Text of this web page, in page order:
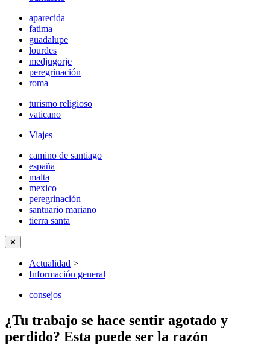
aparecida
fatima
guadalupe
lourdes
medjugorje
peregrinación
roma
turismo religioso
vaticano
Viajes
camino de santiago
españa
malta
mexico
peregrinación
santuario mariano
tierra santa
✕
Actualidad >
Información general
consejos
¿Tu trabajo se hace sentir agotado y
perdido? Esta puede ser la razón